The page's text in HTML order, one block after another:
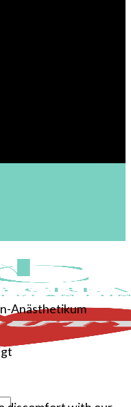
Anästhetikum